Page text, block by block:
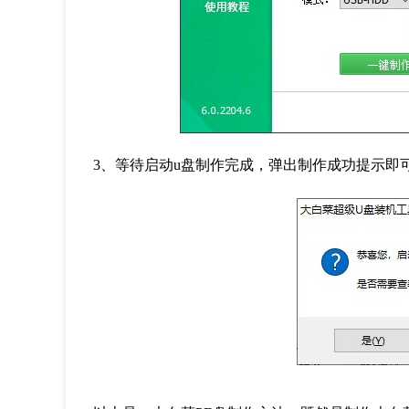
3 、等待启动u盘制作完成，弹出制作成功提示即